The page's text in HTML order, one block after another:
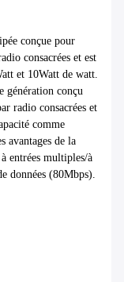
conçue pour
consacrées et est
et 10Watt de watt.
génération conçu
radio consacrées et
comme
avantages de la
entrées multiples/à
données (80Mbps).